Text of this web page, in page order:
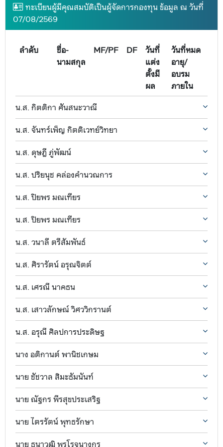
ทะเบียนผู้มีคุณสมบัติเป็นผู้จัดการกองทุน ข้อมูล ณ วันที่
07/08/2569
ลำดับ
ชื่อ-
นามสกุล
MF/PF DF
วันที่
แต่ง
ตั้งมี
ผล
วันที่หมด
อายุ/
อบรม
ภายใน
น.ส. กิตติกา ศันสนะวาณี
น.ส. จันทร์เพ็ญ กิตติเวทย์วิทยา
น.ส. ดุษฎี ภู่พัฒน์
น.ส. ปริยนุช คล่องคำนวณการ
น.ส. ปิยพร มณเฑียร
น.ส. ปิยพร มณเฑียร
น.ส. วนาลี ตรีสัมพันธ์
น.ส. ศิรารัตน์ อรุณจิตต์
น.ส. เศรณี นาคธน
น.ส. เสาวลักษณ์ วิศววิกรานต์
น.ส. อรุณี ศิลปการประดิษฐ
นาง อติกานต์ พานิชเกษม
นาย ชัชวาล สิมะธัมนันท์
นาย ณัฐกร พีรสุขประเสริฐ
นาย ไตรรัตน์ พุทธรักษา
นาย ธนาวุฒิ พรโรจนางกูร